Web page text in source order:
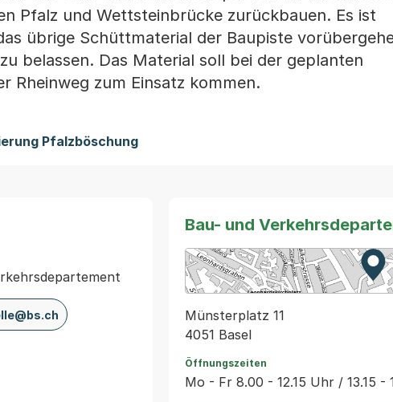
Pfalz und Wettsteinbrücke zurückbauen. Es ist
übrige Schüttmaterial der Baupiste
belassen. Das Material soll bei der geplanten
Rheinweg zum Einsatz kommen.
Pfalzböschung
Bau- und
Münsterplatz 11
4051 Basel
Öffnungszeiten
Mo - Fr 8.00 - 12.15 Uhr / 13.15 -